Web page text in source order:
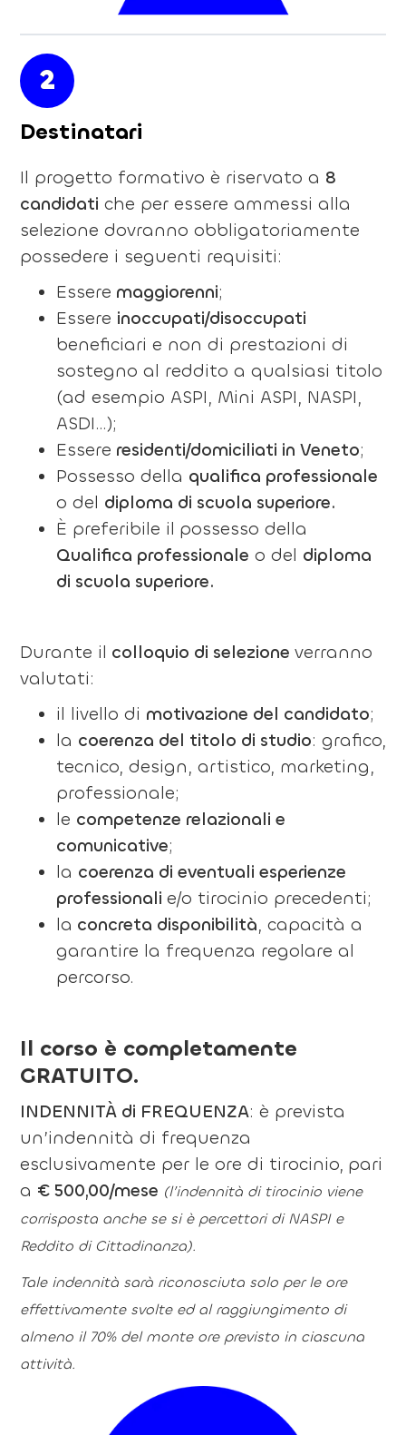
2
Destinatari
Il progetto formativo è riservato a 8
candidati che per essere ammessi alla
selezione dovranno obbligatoriamente
possedere i seguenti requisiti:
Essere maggiorenni;
Essere inoccupati/disoccupati
beneficiari e non di prestazioni di
sostegno al reddito a qualsiasi titolo
(ad esempio ASPI, Mini ASPI, NASPI,
ASDI…);
Essere residenti/domiciliati in Veneto;
Possesso della qualifica professionale
o del diploma di scuola superiore.
È preferibile il possesso della
Qualifica professionale o del diploma
di scuola superiore.
Durante il colloquio di selezione verranno
valutati:
il livello di motivazione del candidato;
la coerenza del titolo di studio: grafico,
tecnico, design, artistico, marketing,
professionale;
le competenze relazionali e
comunicative;
la coerenza di eventuali esperienze
professionali e/o tirocinio precedenti;
la concreta disponibilità, capacità a
garantire la frequenza regolare al
percorso.
Il corso è completamente
GRATUITO.
INDENNITÀ di FREQUENZA: è prevista
un’indennità di frequenza
esclusivamente per le ore di tirocinio, pari
a € 500,00/mese (l’indennità di tirocinio viene
corrisposta anche se si è percettori di NASPI e
Reddito di Cittadinanza).
Tale indennità sarà riconosciuta solo per le ore
effettivamente svolte ed al raggiungimento di
almeno il 70% del monte ore previsto in ciascuna
attività.